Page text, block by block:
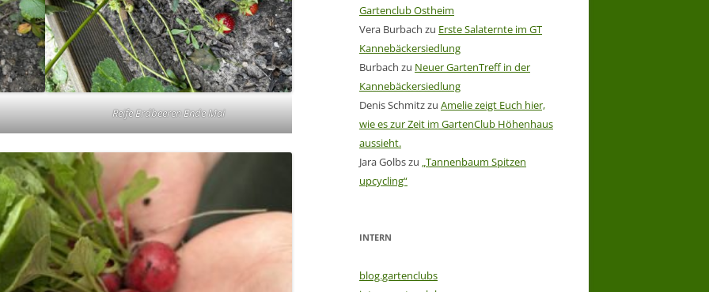
Reife Erdbeeren Ende Mai
Gartenclub Ostheim
Vera Burbach zu Erste Salaternte im GT
Kannebäckersiedlung
Burbach zu Neuer GartenTreff in der
Kannebäckersiedlung
Denis Schmitzzu Amelie zeigt Euch hier,
wie es zur Zeit im GartenClub Höhenhaus
aussieht.
Jara Golbszu „Tannenbaum Spitzen
upcycling“
INTERN
blog.gartenclubs